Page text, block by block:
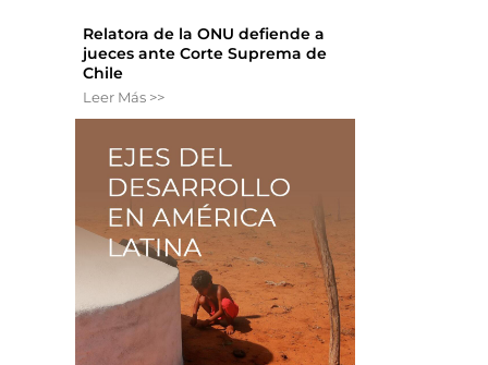
Relatora de la ONU defiende a
jueces ante Corte Suprema de
Chile
Leer Más >>